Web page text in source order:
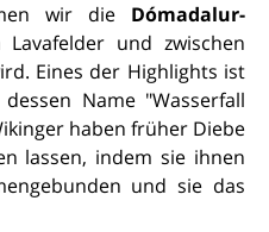
wir die
Dómadalur-
und zwischen
Eines der Highlights ist
dessen Name "Wasserfall
haben früher Diebe
lassen, indem sie ihnen
und sie das